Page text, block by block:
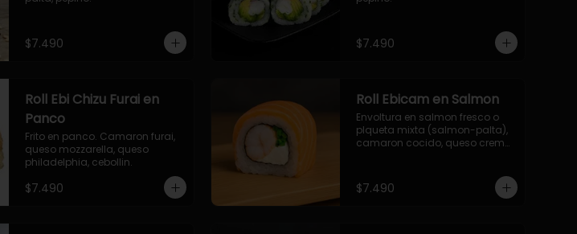
$7.490 $7.490
Roll Ebi Chizu Furai en
Panco
Frito en panco. Camaron furai,
queso mozzarella, queso
philadelphia, cebollin.
$7.490
Roll Ebicam en Salmon
Envoltura en salmon fresco o
plqueta mixta (salmon-palta),
camaron cocido, queso crema,
$7.490